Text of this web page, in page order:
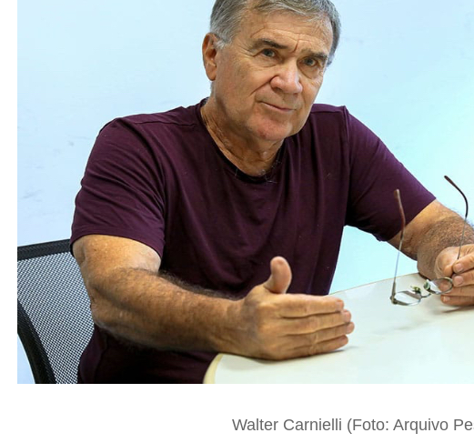
Walter Carnielli (Foto: Arquivo